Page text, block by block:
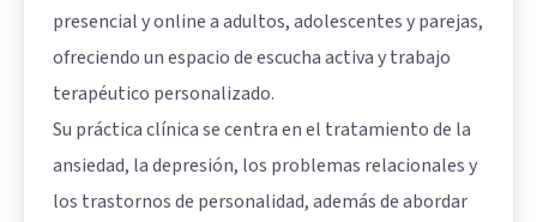
presencial y online a adultos, adolescentes y parejas,
ofreciendo un espacio de escucha activa y trabajo
terapéutico personalizado.
Su práctica clínica se centra en el tratamiento de la
ansiedad, la depresión, los problemas relacionales y
los trastornos de personalidad, además de abordar